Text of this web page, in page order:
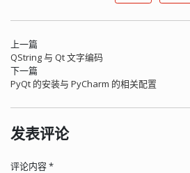
上一篇
QString 与 Qt 文字编码
下一篇
PyQt 的安装与 PyCharm 的相关配置
发表评论
评论内容*